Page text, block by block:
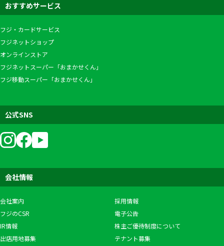
おすすめサービス
フジ・カードサービス
フジネットショップ
オンラインストア
フジネットスーパー「おまかせくん」
フジ移動スーパー「おまかせくん」
公式SNS
会社情報
会社案内
採用情報
フジのCSR
電子公告
IR情報
株主ご優待制度について
出店用地募集
テナント募集